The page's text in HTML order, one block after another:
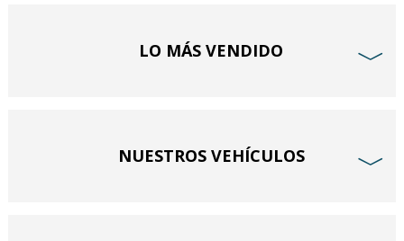
LO MÁS VENDIDO ﹀
NUESTROS VEHÍCULOS ﹀